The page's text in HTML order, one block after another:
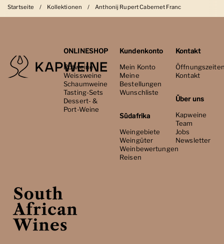
Startseite / Kollektionen / Anthonij Rupert Cabernet Franc
ONLINESHOP
Rotweine
Weissweine
Schaumweine
Tasting-Sets
Dessert- &
Port-Weine
Kundenkonto
Mein Konto
Meine
Bestellungen
Wunschliste
Südafrika
Weingebiete
Weingüter
Weinbewertungen
Reisen
Kontakt
Kontakt
Über uns
Kapweine
Team
Jobs
Newsletter